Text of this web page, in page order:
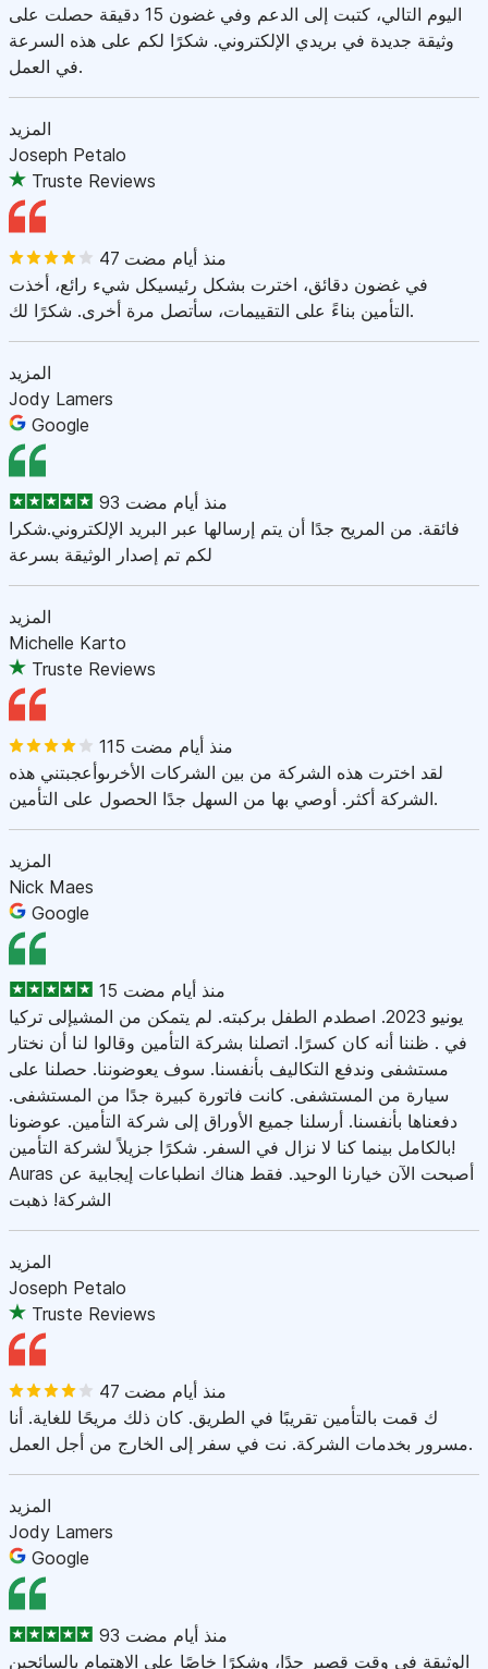
اليوم التالي، كتبت إلى الدعم وفي غضون 15 دقيقة حصلت على
وثيقة جديدة في بريدي الإلكتروني. شكرًا لكم على هذه السرعة
في العمل.
المزيد
Joseph Petalo
Truste Reviews
47 منذ أيام مضت
في غضون دقائق، اخترت بشكل رئيسيكل شيء رائع، أخذت
التأمين بناءً على التقييمات، سأتصل مرة أخرى. شكرًا لك.
المزيد
Jody Lamers
Google
93 منذ أيام مضت
فائقة. من المريح جدًا أن يتم إرسالها عبر البريد الإلكتروني.شكرا
لكم تم إصدار الوثيقة بسرعة
المزيد
Michelle Karto
Truste Reviews
115 منذ أيام مضت
لقد اخترت هذه الشركة من بين الشركات الأخرىوأعجبتني هذه
الشركة أكثر. أوصي بها من السهل جدًا الحصول على التأمين.
المزيد
Nick Maes
Google
15 منذ أيام مضت
يونيو 2023. اصطدم الطفل بركبته. لم يتمكن من المشيإلى تركيا
في . ظننا أنه كان كسرًا. اتصلنا بشركة التأمين وقالوا لنا أن نختار
مستشفى وندفع التكاليف بأنفسنا. سوف يعوضوننا. حصلنا على
سيارة من المستشفى. كانت فاتورة كبيرة جدًا من المستشفى.
دفعناها بأنفسنا. أرسلنا جميع الأوراق إلى شركة التأمين. عوضونا
بالكامل بينما كنا لا نزال في السفر. شكرًا جزيلاً لشركة التأمين!
Auras أصبحت الآن خيارنا الوحيد. فقط هناك انطباعات إيجابية عن
الشركة! ذهبت
المزيد
Joseph Petalo
Truste Reviews
47 منذ أيام مضت
ك قمت بالتأمين تقريبًا في الطريق. كان ذلك مريحًا للغاية. أنا
مسرور بخدمات الشركة. نت في سفر إلى الخارج من أجل العمل.
المزيد
Jody Lamers
Google
93 منذ أيام مضت
الوثيقة في وقت قصير جدًا، وشكرًا خاصًا على الاهتمام بالسائحين